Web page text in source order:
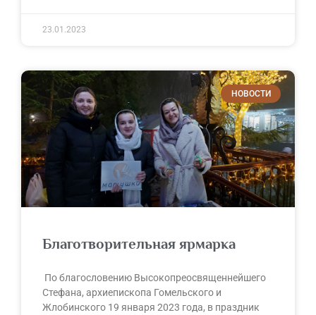
23.01.2023
НОВОСТИ
Благотворительная ярмарка
По благословению Высокопреосвященнейшего
Стефана, архиепископа Гомельского и
Жлобинского 19 января 2023 года, в праздник